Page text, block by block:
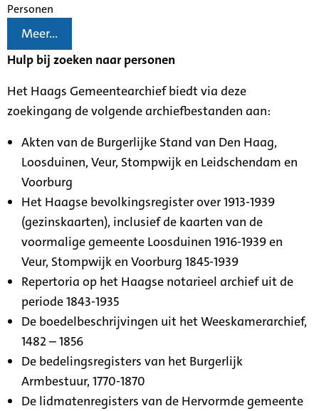
Personen
Meer...
Hulp bij zoeken naar personen
Het Haags Gemeentearchief biedt via deze
zoekingang de volgende archiefbestanden aan:
Akten van de Burgerlijke Stand van Den Haag,
Loosduinen, Veur, Stompwijk en Leidschendam en
Voorburg
Het Haagse bevolkingsregister over 1913-1939
(gezinskaarten), inclusief de kaarten van de
voormalige gemeente Loosduinen 1916-1939 en
Veur, Stompwijk en Voorburg 1845-1939
Repertoria op het Haagse notarieel archief uit de
periode 1843-1935
De boedelbeschrijvingen uit het Weeskamerarchief,
1482 – 1856
De bedelingsregisters van het Burgerlijk
Armbestuur, 1770-1870
De lidmatenregisters van de Hervormde gemeente